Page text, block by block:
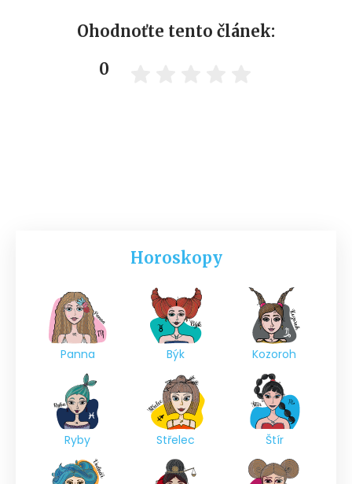
Ohodnoťte tento článek:
0
Horoskopy
Panna Býk Kozoroh
Ryby Střelec Štír